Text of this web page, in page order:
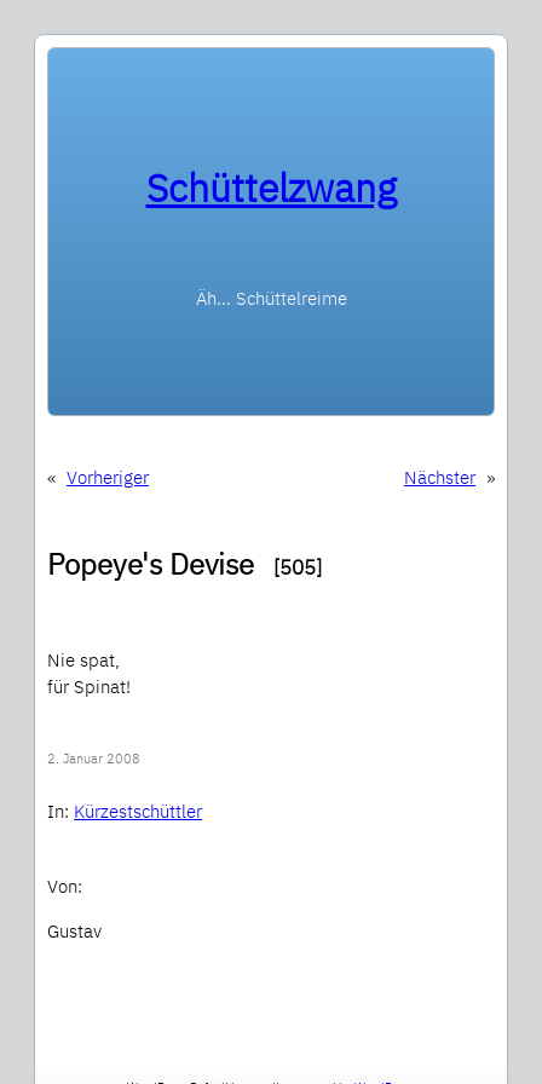
Schüttelzwang
Äh… Schüttelreime
« Vorheriger Nächster »
Popeye's Devise [505]
Nie spat,
für Spinat!
2. Januar 2008
In: Kürzestschüttler
Von:
Gustav